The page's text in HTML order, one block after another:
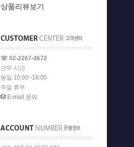
상품리뷰보기
☏ 02-2267-4672
근무 시간
평일 10:00~18:00
주말 휴무
E-mail 문의